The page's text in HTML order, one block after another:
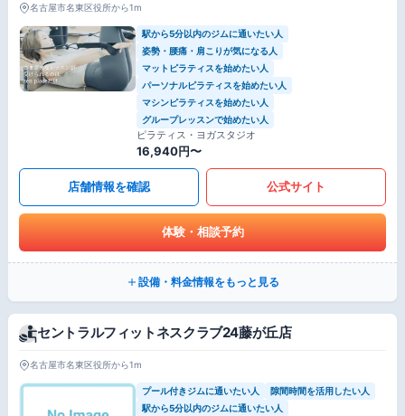
名古屋市名東区役所から1m
駅から5分以内のジムに通いたい人
姿勢・腰痛・肩こりが気になる人
マットピラティスを始めたい人
パーソナルピラティスを始めたい人
マシンピラティスを始めたい人
グループレッスンで始めたい人
ピラティス・ヨガスタジオ
16,940円〜
店舗情報を確認 公式サイト
体験・相談予約
設備・料金情報をもっと見る
セントラルフィットネスクラブ24藤が丘店
名古屋市名東区役所から1m
プール付きジムに通いたい人
隙間時間を活用したい人
駅から5分以内のジムに通いたい人